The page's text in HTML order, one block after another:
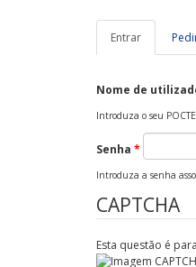
Entrar
ativo)
Nome de
Introduza o seu
Senha *
Introduza a senha
CAPTCHA
Esta questão é